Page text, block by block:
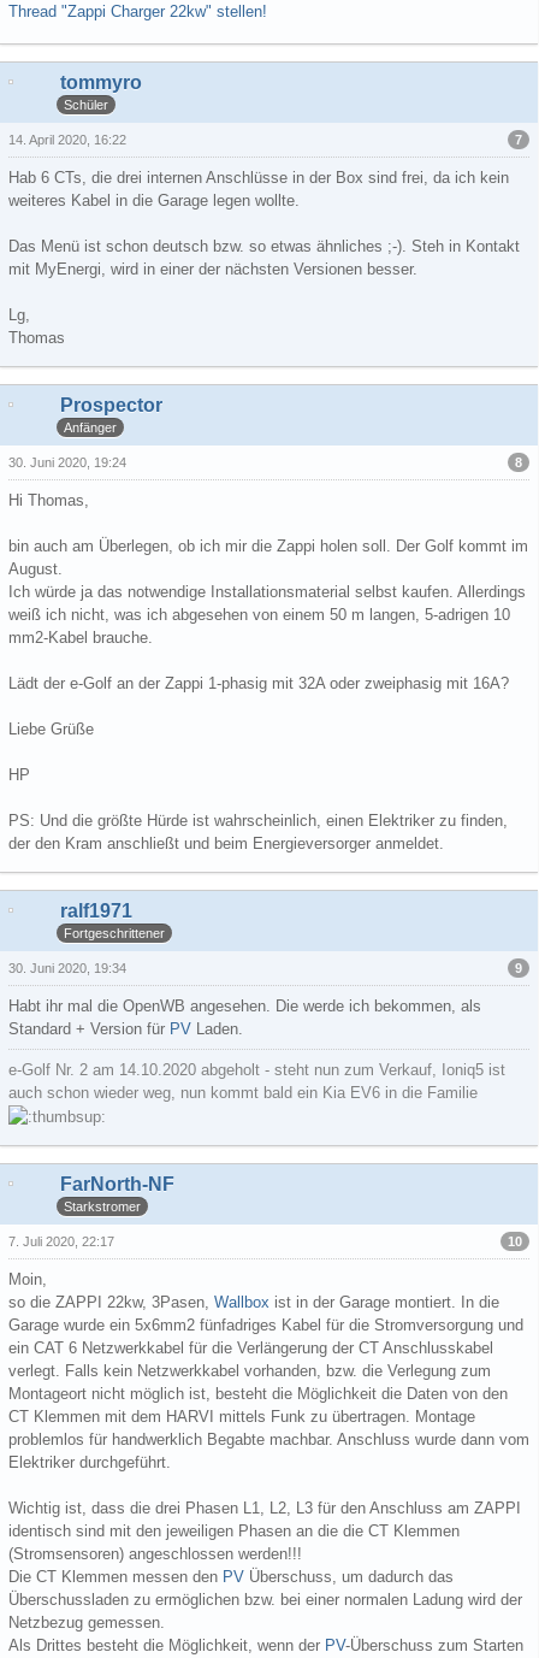
Thread "Zappi Charger 22kw" stellen!
tommyro
Schüler
7
14. April 2020, 16:22
Hab 6 CTs, die drei internen Anschlüsse in der Box sind frei, da ich kein
weiteres Kabel in die Garage legen wollte.
Das Menü ist schon deutsch bzw. so etwas ähnliches ;-). Steh in Kontakt
mit MyEnergi, wird in einer der nächsten Versionen besser.
Lg,
Thomas
Prospector
Anfänger
8
30. Juni 2020, 19:24
Hi Thomas,
bin auch am Überlegen, ob ich mir die Zappi holen soll. Der Golf kommt im
August.
Ich würde ja das notwendige Installationsmaterial selbst kaufen. Allerdings
weiß ich nicht, was ich abgesehen von einem 50 m langen, 5-adrigen 10
mm2-Kabel brauche.
Lädt der e-Golf an der Zappi 1-phasig mit 32A oder zweiphasig mit 16A?
Liebe Grüße
HP
PS: Und die größte Hürde ist wahrscheinlich, einen Elektriker zu finden,
der den Kram anschließt und beim Energieversorger anmeldet.
ralf1971
Fortgeschrittener
9
30. Juni 2020, 19:34
Habt ihr mal die OpenWB angesehen. Die werde ich bekommen, als
Standard + Version für PV Laden.
e-Golf Nr. 2 am 14.10.2020 abgeholt - steht nun zum Verkauf, Ioniq5 ist
auch schon wieder weg, nun kommt bald ein Kia EV6 in die Familie
FarNorth-NF
Starkstromer
10
7. Juli 2020, 22:17
Moin,
so die ZAPPI 22kw, 3Pasen, Wallbox ist in der Garage montiert. In die
Garage wurde ein 5x6mm2 fünfadriges Kabel für die Stromversorgung und
ein CAT 6 Netzwerkkabel für die Verlängerung der CT Anschlusskabel
verlegt. Falls kein Netzwerkkabel vorhanden, bzw. die Verlegung zum
Montageort nicht möglich ist, besteht die Möglichkeit die Daten von den
CT Klemmen mit dem HARVI mittels Funk zu übertragen. Montage
problemlos für handwerklich Begabte machbar. Anschluss wurde dann vom
Elektriker durchgeführt.
Wichtig ist, dass die drei Phasen L1, L2, L3 für den Anschluss am ZAPPI
identisch sind mit den jeweiligen Phasen an die die CT Klemmen
(Stromsensoren) angeschlossen werden!!!
Die CT Klemmen messen den PV Überschuss, um dadurch das
Überschussladen zu ermöglichen bzw. bei einer normalen Ladung wird der
Netzbezug gemessen.
Als Drittes besteht die Möglichkeit, wenn der PV-Überschuss zum Starten